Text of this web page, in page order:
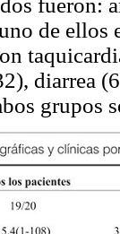
fueron:
de
diarrea
grupos